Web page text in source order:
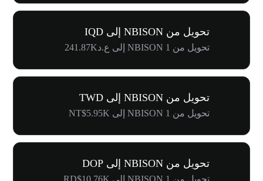
تحويل من NBISON إلى IQD
تحويل من 1 NBISON إلى ع.د241.87K
تحويل من NBISON إلى TWD
تحويل من 1 NBISON إلى NT$5.95K
تحويل من NBISON إلى DOP
تحويل من 1 NBISON إلى RD$10.76K